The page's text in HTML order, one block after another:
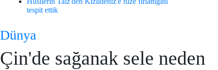
tespit ettik
Dünya
Çin'de sağanak sele neden